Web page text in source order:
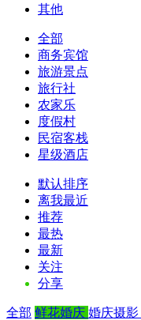
其他
全部
商务宾馆
旅游景点
旅行社
农家乐
度假村
民宿客栈
星级酒店
默认排序
离我最近
推荐
最热
最新
关注
分享
全部 鲜花婚庆 婚庆摄影